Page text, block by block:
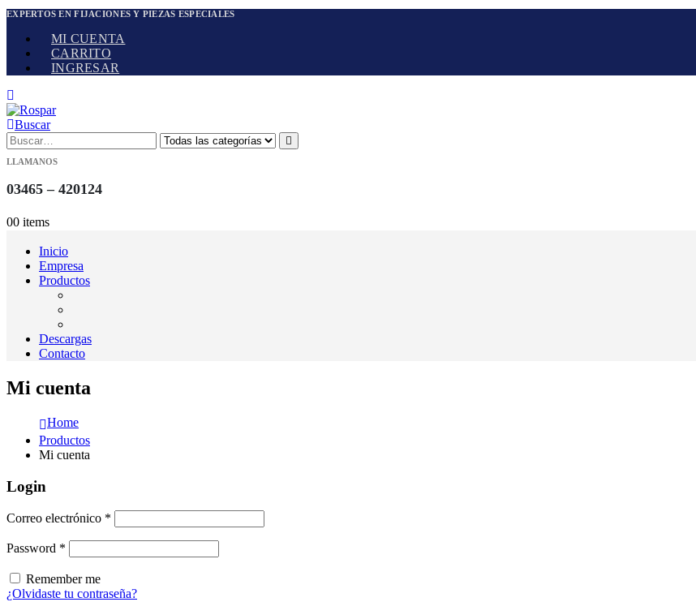
EXPERTOS EN FIJACIONES Y PIEZAS ESPECIALES
MI CUENTA
CARRITO
INGRESAR
Buscar
LLAMANOS
03465 – 420124
00 items
Inicio
Empresa
Productos
Descargas
Contacto
Mi cuenta
Home
Productos
Mi cuenta
Login
Correo electrónico *
Password *
Remember me
¿Olvidaste tu contraseña?